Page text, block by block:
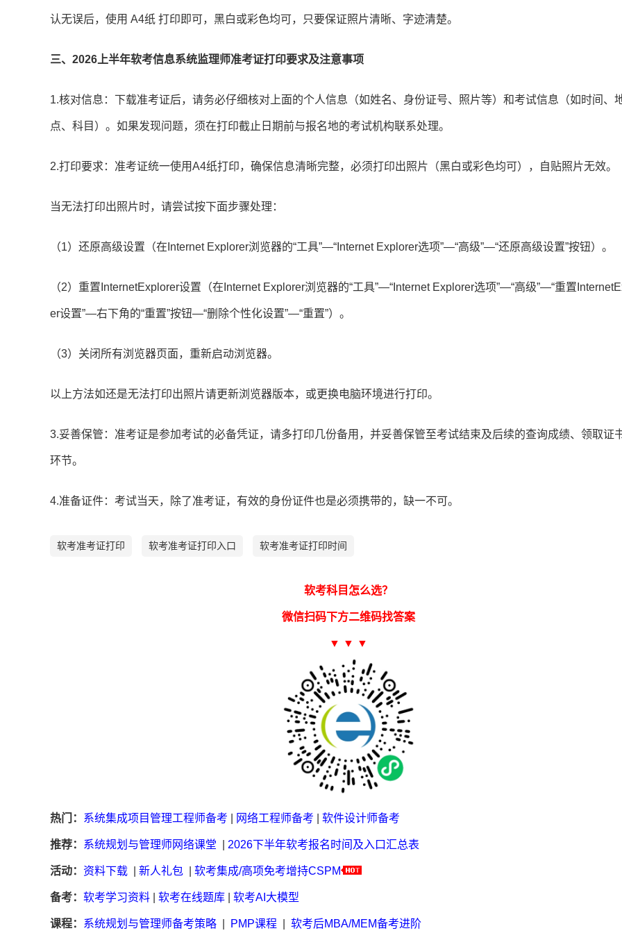
认无误后，使用 A4纸 打印即可，黑白或彩色均可，只要保证照片清晰、字迹清楚。
三、2026上半年软考信息系统监理师准考证打印要求及注意事项
1.核对信息：下载准考证后，请务必仔细核对上面的个人信息（如姓名、身份证号、照片等）和考试信息（如时间、
点、科目）。如果发现问题，须在打印截止日期前与报名地的考试机构联系处理。
2.打印要求：准考证统一使用A4纸打印，确保信息清晰完整，必须打印出照片（黑白或彩色均可），自贴照片无效。
当无法打印出照片时，请尝试按下面步骤处理：
（1）还原高级设置（在Internet Explorer浏览器的“工具”—“Internet Explorer选项”—“高级”—“还原高级设置”按钮）。
（2）重置InternetExplorer设置（在Internet Explorer浏览器的“工具”—“Internet Explorer选项”—“高级”—“重置
er设置”—右下角的“重置”按钮—“删除个性化设置”—“重置”）。
（3）关闭所有浏览器页面，重新启动浏览器。
以上方法如还是无法打印出照片请更新浏览器版本，或更换电脑环境进行打印。
3.妥善保管：准考证是参加考试的必备凭证，请多打印几份备用，并妥善保管至考试结束及后续的查询成绩、领取证
环节。
4.准备证件：考试当天，除了准考证，有效的身份证件也是必须携带的，缺一不可。
软考准考证打印 软考准考证打印入口 软考准考证打印时间
软考科目怎么选？
微信扫码下方二维码找答案
▼ ▼ ▼
热门： 系统集成项目管理工程师备考 网络工程师备考 软件设计师备考
推荐： 系统规划与管理师网络课堂 2026下半年软考报名时间及入口汇总表
活动： 资料下载 新人礼包 软考集成/高项免考增持CSPM
备考： 软考学习资料 软考在线题库 软考AI大模型
课程： 系统规划与管理师备考策略 PMP课程 软考后MBA/MEM备考进阶